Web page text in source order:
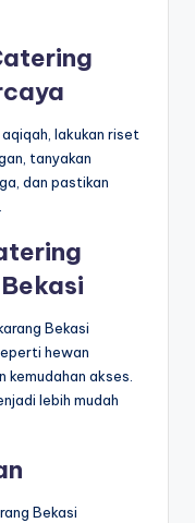
lakukan riset
tanyakan
dan pastikan
Bekasi
hewan
akses.
lebih mudah
Bekasi